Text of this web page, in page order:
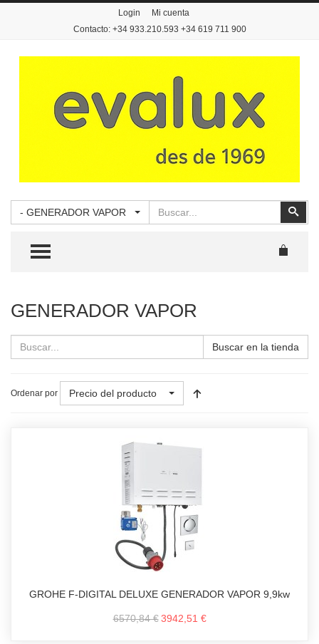
Login
Mi cuenta
Contacto: +34 933.210.593 +34 619 711 900
- GENERADOR VAPOR
TOGGLE MENU
GENERADOR VAPOR
Buscar en la tienda
Ordenar por Precio del producto
GROHE F-DIGITAL DELUXE GENERADOR VAPOR 9,9kw
6570,84 € 3942,51 €